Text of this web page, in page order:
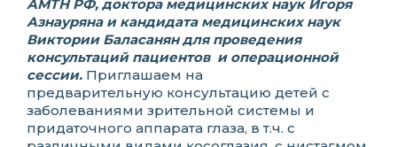
АМТН РФ, доктора медицинских наук Игоря
Азнауряна и кандидата медицинских наук
Виктории Баласанян для проведения
консультаций пациентов и операционной
сессии. Приглашаем на
предварительную консультацию детей с
заболеваниями зрительной системы и
придаточного аппарата глаза, в т.ч. с